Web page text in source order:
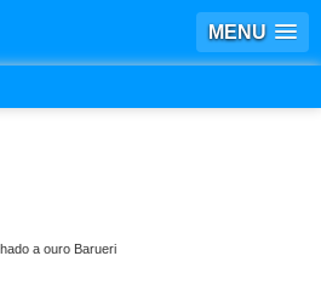
MENU
a ouro Barueri